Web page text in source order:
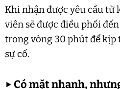
Khi nhận được yêu cầu từ
viên sẽ được điều phối
trong vòng 30 phút để kịp
sự cố.
▶ Có mặt nhanh,